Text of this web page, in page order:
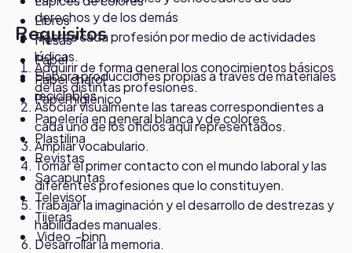
derechos y de los demás
Recrea cada profesión por medio de actividades
lúdicas.
Elabora producciones propias a través de materiales
reciclables.
Libros
Mesas
Papel
Papel charol
Papel higiénico
Papelería en general blanca y de colores
Plastilina
Revistas
Sacapuntas
Televisor
Tijeras
Video -binn
Requisitos
Adquirir de forma general los conocimientos básicos
de las distintas profesiones.
Asociar visualmente las tareas correspondientes a
cada uno de los oficios aquí representados.
Ampliar vocabulario.
Tomar el primer contacto con el mundo laboral y las
diferentes profesiones que lo constituyen.
Trabajar la imaginación y el desarrollo de destrezas y
habilidades manuales.
Desarrollar la memoria.